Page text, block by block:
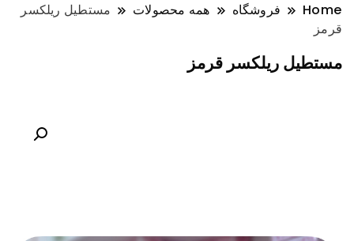
Home فروشگاه همه محصولات
مستطیل ریلکسر
قرمز
مستطیل ریلکسر قرمز